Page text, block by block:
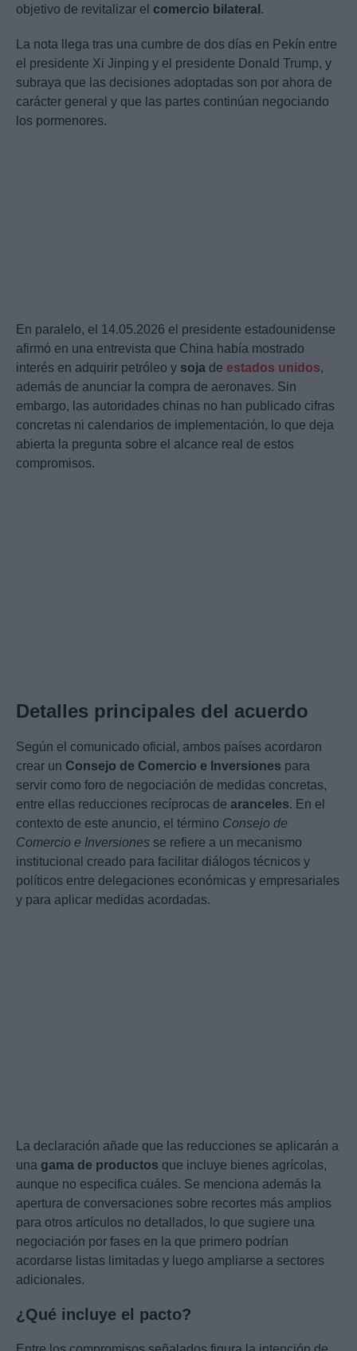
objetivo de revitalizar el comercio bilateral .
La nota llega tras una cumbre de dos días en Pekín entre
el presidente Xi Jinping y el presidente Donald Trump, y
subraya que las decisiones adoptadas son por ahora de
carácter general y que las partes continúan negociando
los pormenores.
En paralelo, el 14.05.2026 el presidente estadounidense
afirmó en una entrevista que China había mostrado
interés en adquirir petróleo y soja de estados unidos,
además de anunciar la compra de aeronaves. Sin
embargo, las autoridades chinas no han publicado cifras
concretas ni calendarios de implementación, lo que deja
abierta la pregunta sobre el alcance real de estos
compromisos.
Detalles principales del acuerdo
Según el comunicado oficial, ambos países acordaron
crear un Consejo de Comercio e Inversiones para
servir como foro de negociación de medidas concretas,
entre ellas reducciones recíprocas de aranceles. En el
contexto de este anuncio, el término Consejo de
Comercio e Inversiones se refiere a un mecanismo
institucional creado para facilitar diálogos técnicos y
políticos entre delegaciones económicas y empresariales
y para aplicar medidas acordadas.
La declaración añade que las reducciones se aplicarán a
una gama de productos que incluye bienes agrícolas,
aunque no especifica cuáles. Se menciona además la
apertura de conversaciones sobre recortes más amplios
para otros artículos no detallados, lo que sugiere una
negociación por fases en la que primero podrían
acordarse listas limitadas y luego ampliarse a sectores
adicionales.
¿Qué incluye el pacto?